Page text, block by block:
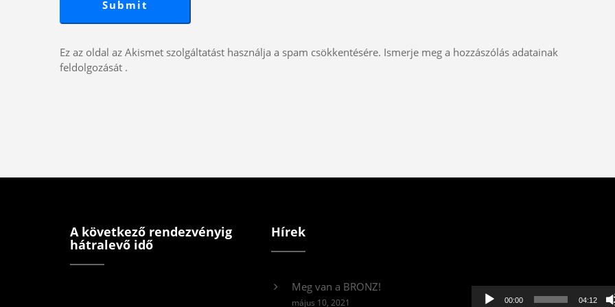
Ez az oldal az Akismet szolgáltatást használja a spam csökkentésére. Ismerje meg a hozzászólás adatainak
feldolgozását .
A következő rendezvényig
hátralevő idő
Hírek
Meg van a BRONZ!
május 10, 2021 00:00 04:12